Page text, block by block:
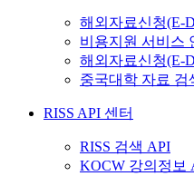
해외자료신청(E-
비용지원 서비스
해외자료신청(E-
중국대학 자료 검
RISS API 센터
RISS 검색 API
KOCW 강의정보